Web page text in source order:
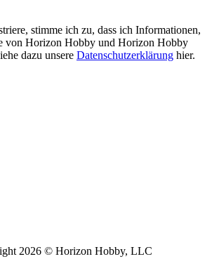
stimme ich zu, dass ich Informationen,
von Horizon Hobby und Horizon Hobby
dazu unsere Datenschutzerklärung hier.
2026 © Horizon Hobby, LLC